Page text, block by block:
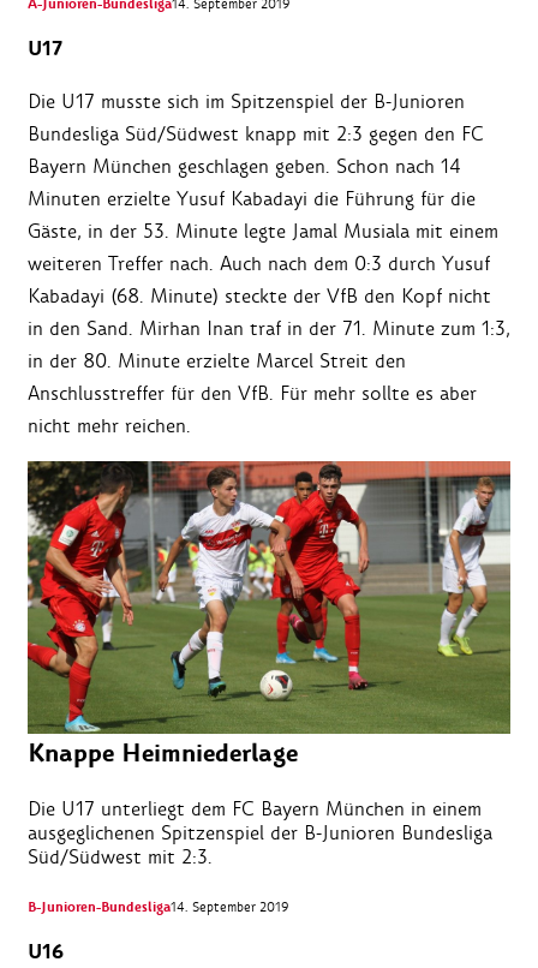
A-Junioren-Bundesliga14. September 2019
U17
Die U17 musste sich im Spitzenspiel der B-Junioren
Bundesliga Süd/Südwest knapp mit 2:3 gegen den FC
Bayern München geschlagen geben. Schon nach 14
Minuten erzielte Yusuf Kabadayi die Führung für die
Gäste, in der 53. Minute legte Jamal Musiala mit einem
weiteren Treffer nach. Auch nach dem 0:3 durch Yusuf
Kabadayi (68. Minute) steckte der VfB den Kopf nicht
in den Sand. Mirhan Inan traf in der 71. Minute zum 1:3,
in der 80. Minute erzielte Marcel Streit den
Anschlusstreffer für den VfB. Für mehr sollte es aber
nicht mehr reichen.
Knappe Heimniederlage
Die U17 unterliegt dem FC Bayern München in einem
ausgeglichenen Spitzenspiel der B-Junioren Bundesliga
Süd/Südwest mit 2:3.
B-Junioren-Bundesliga14. September 2019
U16